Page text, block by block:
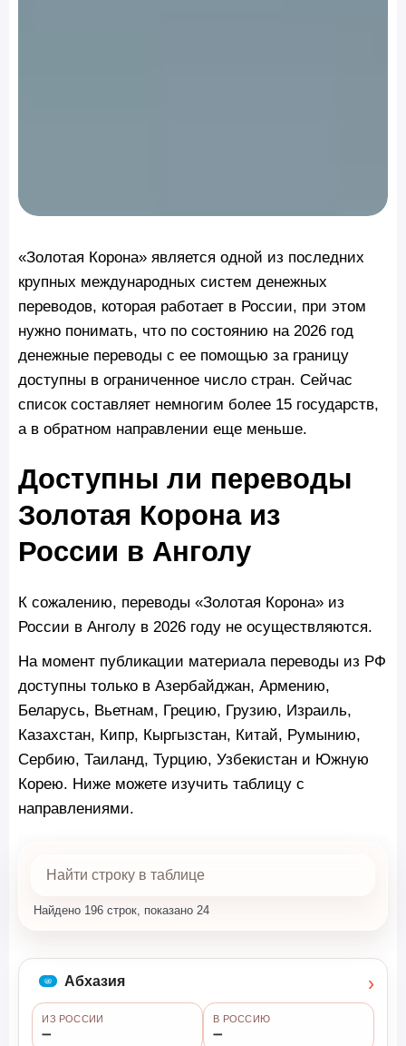
«Золотая Корона» является одной из последних
крупных международных систем денежных
переводов, которая работает в России, при этом
нужно понимать, что по состоянию на 2026 год
денежные переводы с ее помощью за границу
доступны в ограниченное число стран. Сейчас
список составляет немногим более 15 государств,
а в обратном направлении еще меньше.
Доступны ли переводы
Золотая Корона из
России в Анголу
К сожалению, переводы «Золотая Корона» из
России в Анголу в 2026 году не осуществляются.
На момент публикации материала переводы из РФ
доступны только в Азербайджан, Армению,
Беларусь, Вьетнам, Грецию, Грузию, Израиль,
Казахстан, Кипр, Кыргызстан, Китай, Румынию,
Сербию, Таиланд, Турцию, Узбекистан и Южную
Корею. Ниже можете изучить таблицу с
направлениями.
Найдено 196 строк, показано 24
Абхазия ›
ИЗ РОССИИ
➖
В РОССИЮ
➖